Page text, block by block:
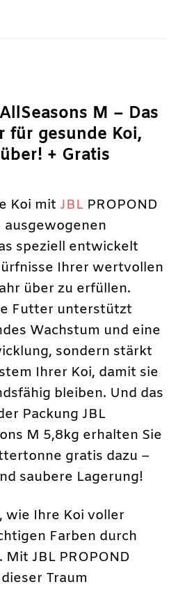
M – Das
für gesunde Koi,
+ Gratis
Koi mit JBL PROPOND
ausgewogenen
speziell entwickelt
Ihrer wertvollen
über zu erfüllen.
Futter unterstützt
Wachstum und eine
sondern stärkt
Ihrer Koi, damit sie
bleiben. Und das
Packung JBL
M 5,8kg erhalten Sie
gratis dazu –
saubere Lagerung!
wie Ihre Koi voller
Farben durch
Mit JBL PROPOND
Traum